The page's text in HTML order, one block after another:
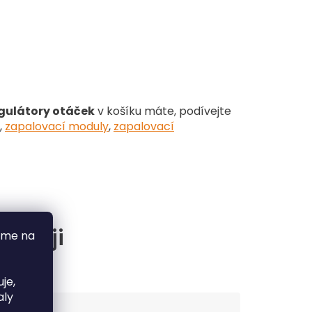
na
otáčekv košíku máte, podívejte
, zapalovací moduly, zapalovací